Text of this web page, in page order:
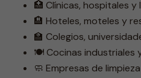
🏥 Clínicas, hospitales
🏨 Hoteles, moteles y
🏫 Colegios,
🍽️ Cocinas industriales
🧼 Empresas de